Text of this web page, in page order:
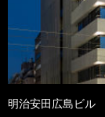
明治安田広島ビル